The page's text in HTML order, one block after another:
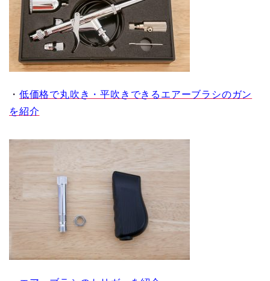
・ 低価格で丸吹き・平吹きできるエアーブラシのガン
を紹介